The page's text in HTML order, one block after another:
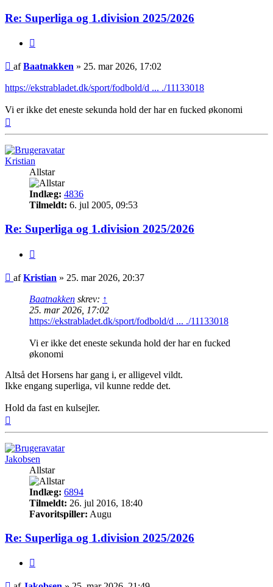
Re: Superliga og 1.division 2025/2026
Indlæg
afBaatnakken » 25. mar 2026, 17:02
https://ekstrabladet.dk/sport/fodbold/d ... ./11133018
Vi er ikke det eneste sekunda hold der har en fucked økonomi
Kristian
Allstar
Indlæg: 4836
Tilmeldt: 6. jul 2005, 09:53
Re: Superliga og 1.division 2025/2026
Indlæg
afKristian » 25. mar 2026, 20:37
Baatnakken skrev: ↑
25. mar 2026, 17:02
https://ekstrabladet.dk/sport/fodbold/d ... ./11133018
Vi er ikke det eneste sekunda hold der har en fucked
økonomi
Altså det Horsens har gang i, er alligevel vildt.
Ikke engang superliga, vil kunne redde det.
Hold da fast en kulsejler.
Jakobsen
Allstar
Indlæg: 6894
Tilmeldt: 26. jul 2016, 18:40
Favoritspiller: Augu
Re: Superliga og 1.division 2025/2026
Indlæg